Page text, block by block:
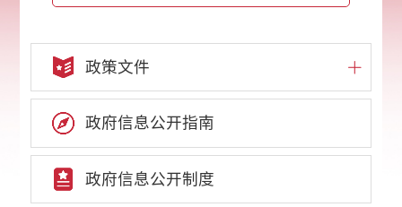
政策文件
政府信息公开指南
政府信息公开制度